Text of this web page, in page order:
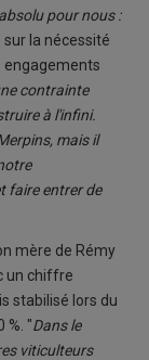
pour nous :
sur la nécessité
engagements
contrainte
à l'infini.
mais il
faire entrer de
mère de Rémy
un chiffre
stabilisé lors du
%. "Dans le
viticulteurs